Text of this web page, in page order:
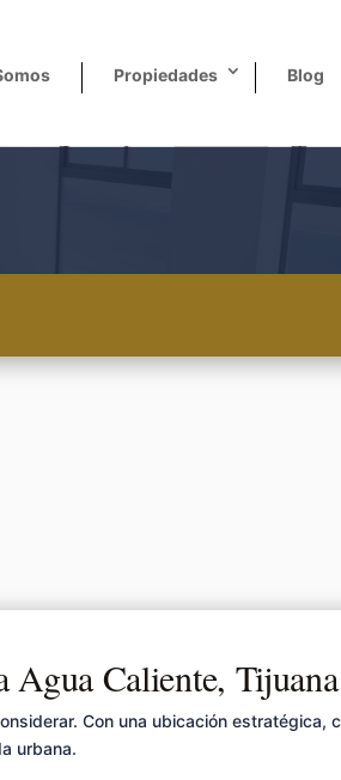
Propiedades Blog
Agua Caliente, Tijuana
Con una ubicación estratégica,
urbana.